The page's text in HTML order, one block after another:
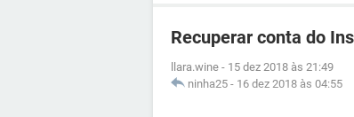
Recuperar conta do
llara.wine - 15 dez 2018 às 21:49
ninha25 - 16 dez 2018 às 04:55